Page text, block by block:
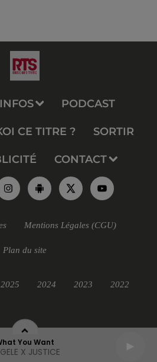
You Want
X JUSTICE
INFOS PODCAST
CE TITRE ? SORTIR
CONTACT
Mentions Légales (CGU)
Plan du site
2025 2024 2023 2022